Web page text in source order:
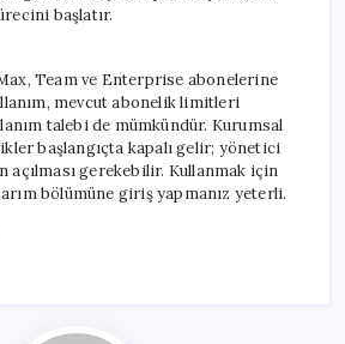
başlatır.
Team ve Enterprise abonelerine
mevcut abonelik limitleri
talebi de mümkündür. Kurumsal
başlangıçta kapalı gelir; yönetici
açılması gerekebilir. Kullanmak için
bölümüne giriş yapmanız yeterli.